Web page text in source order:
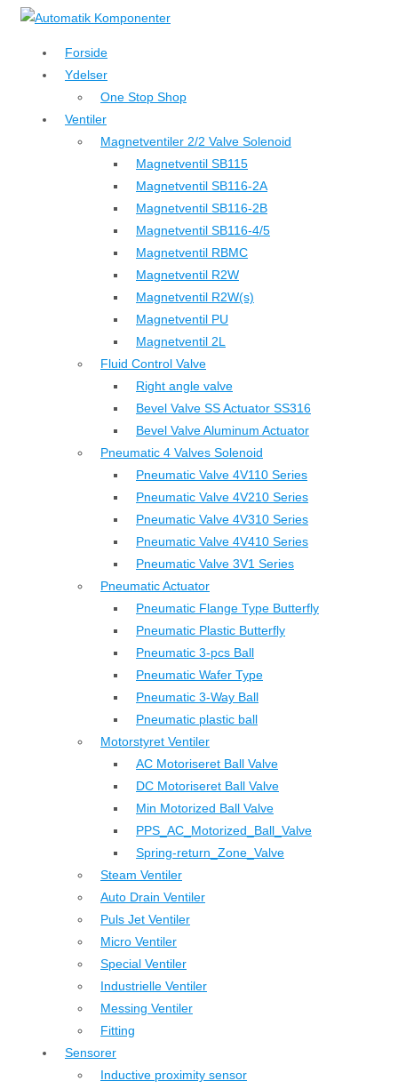
↓
hovedindhold
Forside
Ydelser
One Stop Shop
Ventiler
Magnetventiler 2/2 Valve Solenoid
Magnetventil SB115
Magnetventil SB116-2A
Magnetventil SB116-2B
Magnetventil SB116-4/5
Magnetventil RBMC
Magnetventil R2W
Magnetventil R2W(s)
Magnetventil PU
Magnetventil 2L
Fluid Control Valve
Right angle valve
Bevel Valve SS Actuator SS316
Bevel Valve Aluminum Actuator
Pneumatic 4 Valves Solenoid
Pneumatic Valve 4V110 Series
Pneumatic Valve 4V210 Series
Pneumatic Valve 4V310 Series
Pneumatic Valve 4V410 Series
Pneumatic Valve 3V1 Series
Pneumatic Actuator
Pneumatic Flange Type Butterfly
Pneumatic Plastic Butterfly
Pneumatic 3-pcs Ball
Pneumatic Wafer Type
Pneumatic 3-Way Ball
Pneumatic plastic ball
Motorstyret Ventiler
AC Motoriseret Ball Valve
DC Motoriseret Ball Valve
Min Motorized Ball Valve
PPS_AC_Motorized_Ball_Valve
Spring-return_Zone_Valve
Steam Ventiler
Auto Drain Ventiler
Puls Jet Ventiler
Micro Ventiler
Special Ventiler
Industrielle Ventiler
Messing Ventiler
Fitting
Sensorer
Inductive proximity sensor